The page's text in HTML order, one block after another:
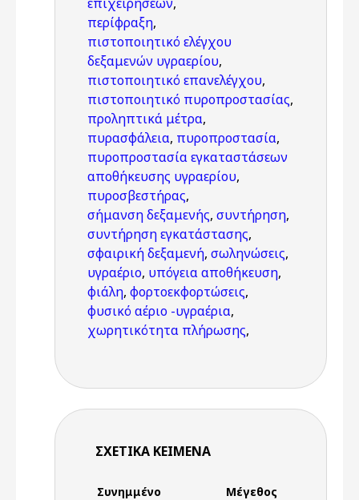
περίφραξη,
πιστοποιητικό ελέγχου
δεξαμενών υγραερίου,
πιστοποιητικό επανελέγχου,
πιστοποιητικό πυροπροστασίας,
προληπτικά μέτρα,
πυρασφάλεια, πυροπροστασία,
πυροπροστασία εγκαταστάσεων
αποθήκευσης υγραερίου,
πυροσβεστήρας,
σήμανση δεξαμενής, συντήρηση,
συντήρηση εγκατάστασης,
σφαιρική δεξαμενή, σωληνώσεις,
υγραέριο, υπόγεια αποθήκευση,
φιάλη, φορτοεκφορτώσεις,
φυσικό αέριο -υγραέρια,
χωρητικότητα πλήρωσης,
ΣΧΕΤΙΚΆ ΚΕΊΜΕΝΑ
Συνημμένο Μέγεθος